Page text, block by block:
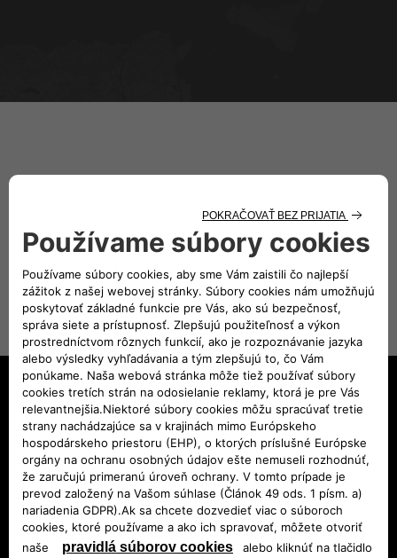
stránky vzťahujú dodatočné podmienky používania služby Google
Maps a Google Earth (vrátane pravidiel ochrany súkromia
spoločnosti Google:Pravidlá ochrany súkromia – Ochrana
súkromia a Zmluvné podmienky – Google).
MODELY
Avenger e-Hybrid
Avenger Electric
Avenger Benzín
Avenger 4xe
Compass e-Hybrid